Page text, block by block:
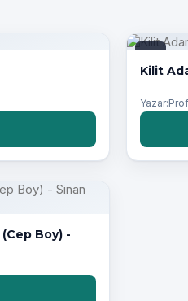
PDF
Kilit
Boy) -